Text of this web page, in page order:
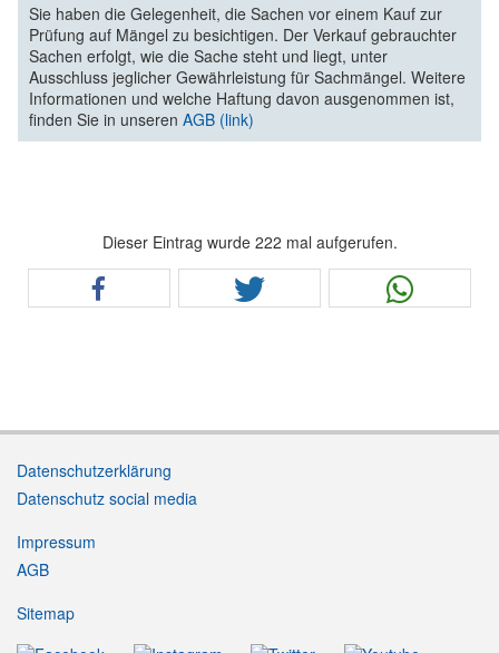
Sie haben die Gelegenheit, die Sachen vor einem Kauf zur
Prüfung auf Mängel zu besichtigen. Der Verkauf gebrauchter
Sachen erfolgt, wie die Sache steht und liegt, unter
Ausschluss jeglicher Gewährleistung für Sachmängel. Weitere
Informationen und welche Haftung davon ausgenommen ist,
finden Sie in unseren AGB (link)
Dieser Eintrag wurde 222 mal aufgerufen.
Datenschutzerklärung
Datenschutz social media
Impressum
AGB
Sitemap